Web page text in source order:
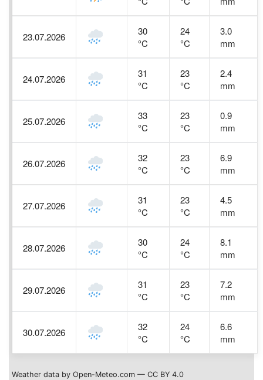
23.07.2026
30
°C
24
°C
3.0
mm
24.07.2026
31
°C
23
°C
2.4
mm
25.07.2026
33
°C
23
°C
0.9
mm
26.07.2026
32
°C
23
°C
6.9
mm
27.07.2026
31
°C
23
°C
4.5
mm
28.07.2026
30
°C
24
°C
8.1
mm
29.07.2026
31
°C
23
°C
7.2
mm
30.07.2026
32
°C
24
°C
6.6
mm
Weather data by Open-Meteo.com — CC BY 4.0